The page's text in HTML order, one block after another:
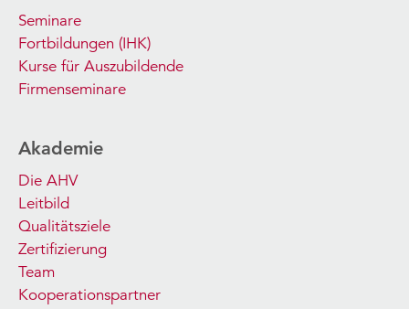
Seminare
Fortbildungen (IHK)
Kurse für Auszubildende
Firmenseminare
Akademie
Die AHV
Leitbild
Qualitätsziele
Zertifizierung
Team
Kooperationspartner